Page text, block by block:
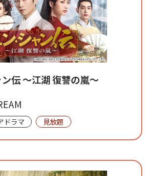
伝 ～江湖 復讐の嵐～
ドラマ 見放題